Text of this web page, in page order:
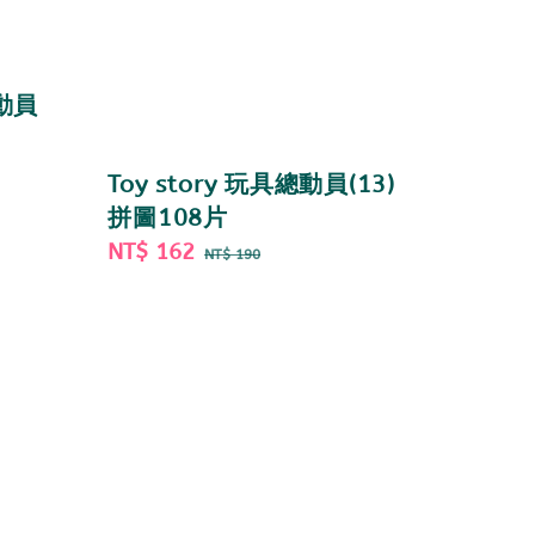
員
Toy story 玩具總動員(13)
拼圖108片
Sale
NT$ 162 Regular
NT$ 190